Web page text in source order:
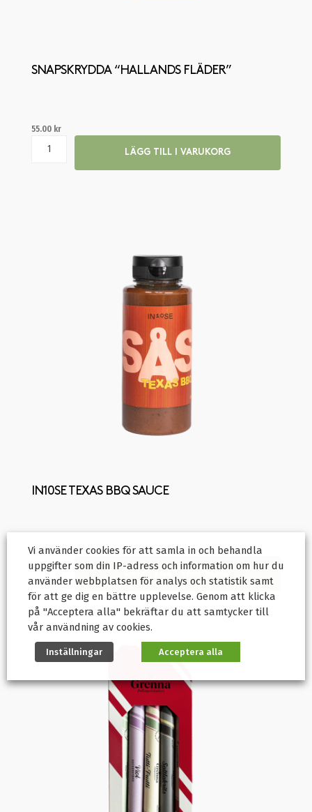
SNAPSKRYDDA “HALLANDS FLÄDER”
55.00 kr
LÄGG TILL I VARUKORG
IN10SE TEXAS BBQ SAUCE
89.00kr
Vi använder cookies för att samla in och behandla
uppgifter som din IP-adress och information om hur du
använder webbplatsen för analys och statistik samt
för att ge dig en bättre upplevelse. Genom att klicka
på "Acceptera alla" bekräftar du att samtycker till
vår användning av cookies.
Inställningar Acceptera alla